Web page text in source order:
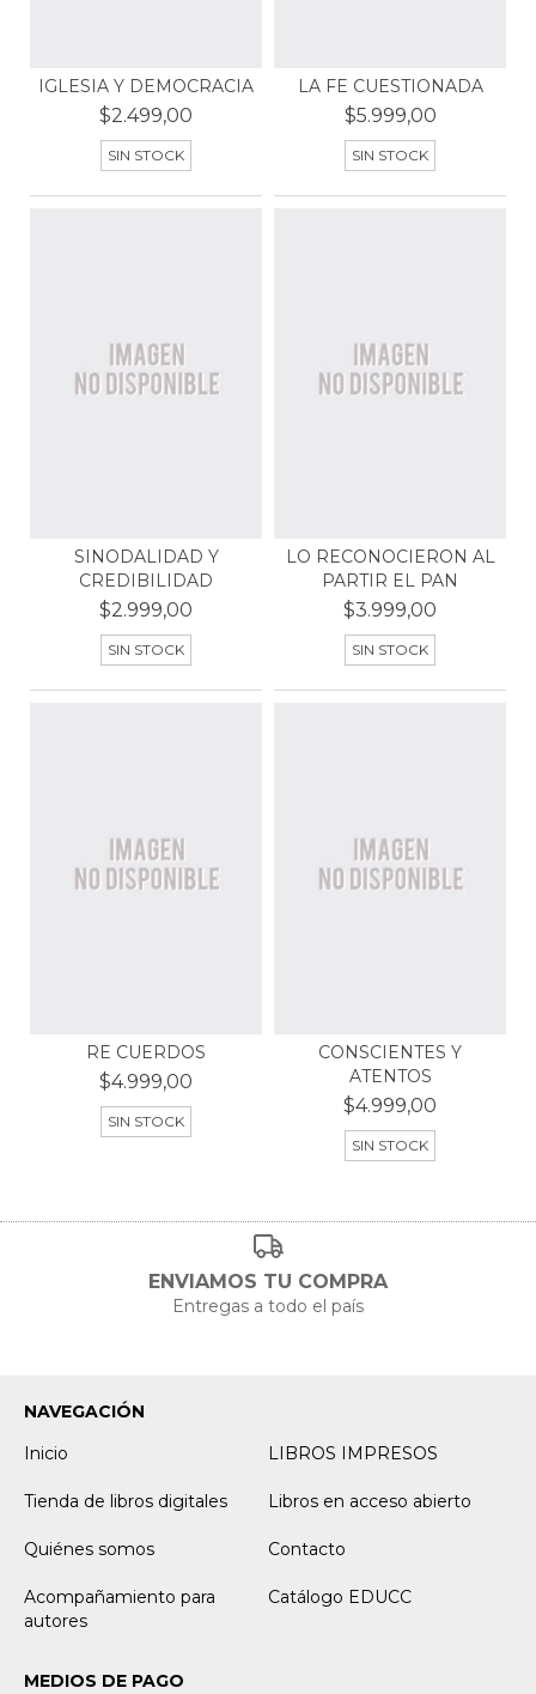
IGLESIA Y DEMOCRACIA
$2.499,00
SIN STOCK
LA FE CUESTIONADA
$5.999,00
SIN STOCK
SINODALIDAD Y
CREDIBILIDAD
$2.999,00
SIN STOCK
LO RECONOCIERON AL
PARTIR EL PAN
$3.999,00
SIN STOCK
RE CUERDOS
$4.999,00
SIN STOCK
CONSCIENTES Y
ATENTOS
$4.999,00
SIN STOCK
ENVIAMOS TU COMPRA
Entregas a todo el país
NAVEGACIÓN
Inicio
LIBROS IMPRESOS
Tienda de libros digitales Libros en acceso abierto
Quiénes somos Contacto
Acompañamiento para
autores
Catálogo EDUCC
MEDIOS DE PAGO